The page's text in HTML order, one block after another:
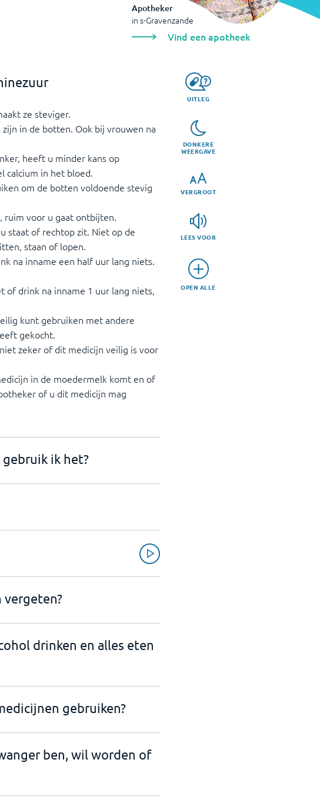
Apotheker
in s-Gravenzande
Vind een apotheek
UITLEG
DONKERE
WEERGAVE
VERGROOT
LEES VOOR
OPEN ALLE
ze steviger.
in de botten. Ook bij vrouwen na
heeft u minder kans op
calcium in het bloed.
om de botten voldoende stevig
ruim voor u gaat ontbijten.
staat of rechtop zit. Niet op de
staan of lopen.
na inname een half uur lang niets.
of drink na inname 1 uur lang niets,
kunt gebruiken met andere
gekocht.
zeker of dit medicijn veilig is voor
in de moedermelk komt en of
of u dit medicijn mag
ik het?
vergeten?
drinken en alles eten
gebruiken?
ben, wil worden of